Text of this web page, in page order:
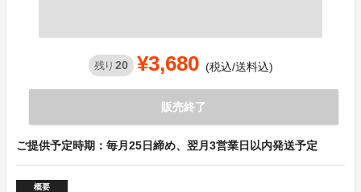
残り 20 ¥3,680 (税込/送料込)
販売終了
ご提供予定時期：毎月25日締め、翌月3営業日以内発送予定
概要